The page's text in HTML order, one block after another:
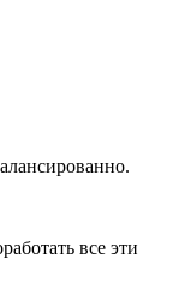
все эти